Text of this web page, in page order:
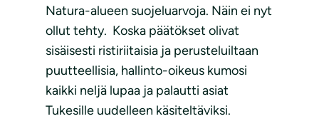
Natura-alueen suojeluarvoja. Näin ei nyt
ollut tehty. Koska päätökset olivat
sisäisesti ristiriitaisia ja perusteluiltaan
puutteellisia, hallinto-oikeus kumosi
kaikki neljä lupaa ja palautti asiat
Tukesille uudelleen käsiteltäviksi.